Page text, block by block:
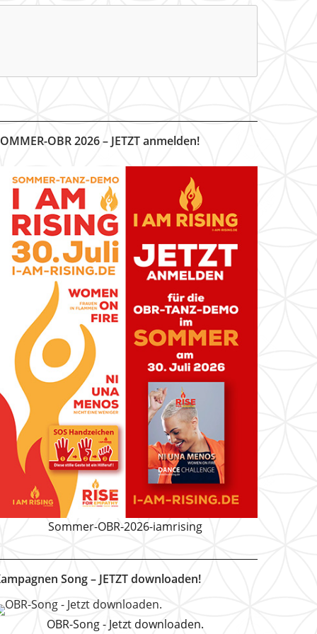
OBR 2026 – JETZT anmelden!
Sommer-OBR-2026-iamrising
Song – JETZT downloaden!
OBR-Song - Jetzt downloaden.